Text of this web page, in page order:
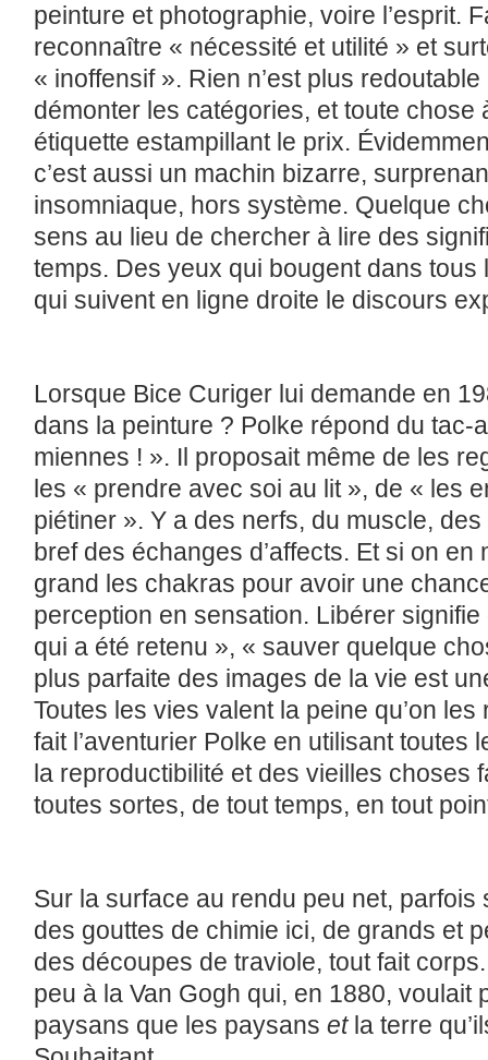
peinture et photographie, voire l’esprit.
reconnaître « nécessité et utilité » et
« inoffensif ». Rien n’est plus
démonter les catégories, et toute chose
étiquette estampillant le prix.
c’est aussi un machin bizarre,
insomniaque, hors système. Quelque
sens au lieu de chercher à lire des
temps. Des yeux qui bougent dans
qui suivent en ligne droite le discours
Lorsque Bice Curiger lui demande en
dans la peinture ? Polke répond du tac-
miennes ! ». Il proposait même de les
les « prendre avec soi au lit », de « les
piétiner ». Y a des nerfs, du muscle,
bref des échanges d’affects. Et si on en
grand les chakras pour avoir une
perception en sensation. Libérer
qui a été retenu », « sauver quelque
plus parfaite des images de la vie est
Toutes les vies valent la peine qu’on les
fait l’aventurier Polke en utilisant toutes
la reproductibilité et des vieilles choses
toutes sortes, de tout temps, en tout
Sur la surface au rendu peu net, parfois
des gouttes de chimie ici, de grands et
des découpes de traviole, tout fait
peu à la Van Gogh qui, en 1880, voulait
paysans que les paysans et la terre